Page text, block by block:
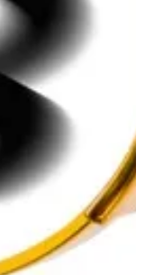
«Rosa
freiem Himmel»
2025 zu einem